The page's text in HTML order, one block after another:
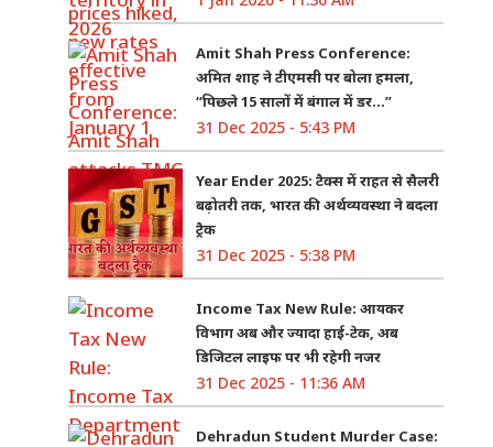
Amit Shah Press Conference:
अमित शाह ने टीएमसी पर बोला हमला,
“पिछले 15 सालों में बंगाल में डर…”
31 Dec 2025 - 5:43 PM
Year Ender 2025: टैक्स में राहत से सैलरी
बढ़ोतरी तक, भारत की अर्थव्यवस्था ने बदला
ट्रैक
31 Dec 2025 - 5:38 PM
Income Tax New Rule: आयकर
विभाग अब और ज्यादा हाई-टेक, अब
डिजिटल लाइफ पर भी रहेगी नजर
31 Dec 2025 - 11:36 AM
Dehradun Student Murder Case: